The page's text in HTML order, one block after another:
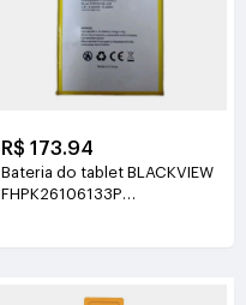
R$ 173.94
Bateria do tablet BLACKVIEW
FHPK26106133P